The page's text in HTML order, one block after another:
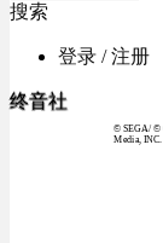
搜索
登录 / 注册
终音社
© SEGA / ©
Media,